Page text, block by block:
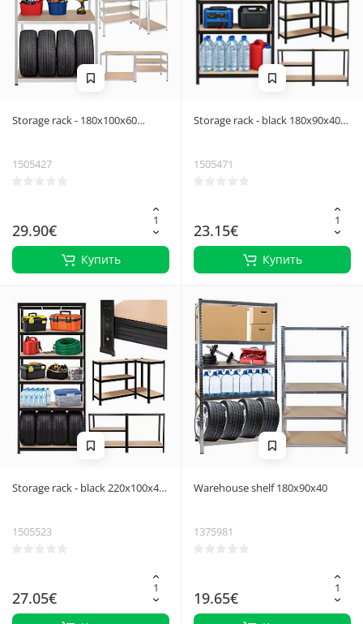
Storage rack - 180x100x60
1505427
29.90€
Купить
Storage rack - black 180x90x40
1505471
23.15€
Купить
Storage rack - black 220x100x45
1505523
27.05€
Warehouse shelf 180x90x40
1375981
19.65€